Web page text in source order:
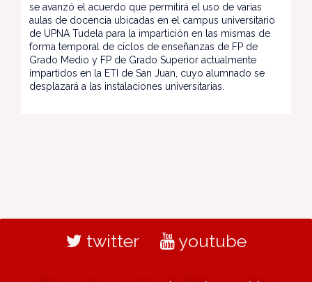
se avanzó el acuerdo que permitirá el uso de varias
aulas de docencia ubicadas en el campus universitario
de UPNA Tudela para la impartición en las mismas de
forma temporal de ciclos de enseñanzas de FP de
Grado Medio y FP de Grado Superior actualmente
impartidos en la ETI de San Juan, cuyo alumnado se
desplazará a las instalaciones universitarias.
twitter youtube